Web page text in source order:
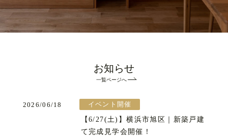
お知らせ
一覧ページへ
2026/06/18
イベント開催
【6/27(土)】横浜市旭区｜新築戸建
て完成見学会開催！